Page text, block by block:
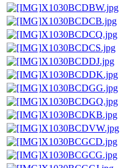
X1030BCDBW.jpg
X1030BCDCB.jpg
X1030BCDCQ.jpg
X1030BCDCS.jpg
X1030BCDDJ.jpg
X1030BCDDK.jpg
X1030BCDGG.jpg
X1030BCDGQ.jpg
X1030BCDKB.jpg
X1030BCDVW.jpg
X1030BCGCD.jpg
X1030BCGCG.jpg